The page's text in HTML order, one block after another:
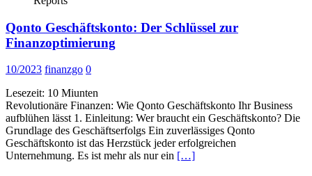
Qonto Geschäftskonto: Der Schlüssel zur
Finanzoptimierung
10/2023 finanzgo 0
Lesezeit: 10 Miunten
Revolutionäre Finanzen: Wie Qonto Geschäftskonto Ihr Business
aufblühen lässt 1. Einleitung: Wer braucht ein Geschäftskonto? Die
Grundlage des Geschäftserfolgs Ein zuverlässiges Qonto
Geschäftskonto ist das Herzstück jeder erfolgreichen
Unternehmung. Es ist mehr als nur ein […]